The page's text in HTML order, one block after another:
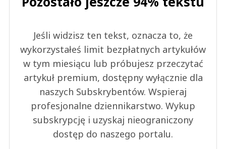
Jeśli widzisz ten tekst, oznacza to, że
wykorzystałeś limit bezpłatnych artykułów
w tym miesiącu lub próbujesz przeczytać
artykuł premium, dostępny wyłącznie dla
naszych Subskrybentów. Wspieraj
profesjonalne dziennikarstwo. Wykup
subskrypcję i uzyskaj nieograniczony
dostęp do naszego portalu.